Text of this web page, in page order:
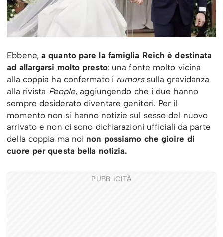
Ebbene,a quanto pare la famiglia Reich è destinata
ad allargarsi molto presto: una fonte molto vicina
alla coppia ha confermato i rumorssulla gravidanza
alla rivista People, aggiungendo che i due hanno
sempre desiderato diventare genitori. Per il
momento non si hanno notizie sul sesso del nuovo
arrivato e non ci sono dichiarazioni ufficiali da parte
della coppia ma noi non possiamo che gioire di
cuore per questa bella notizia.
PUBBLICITÀ